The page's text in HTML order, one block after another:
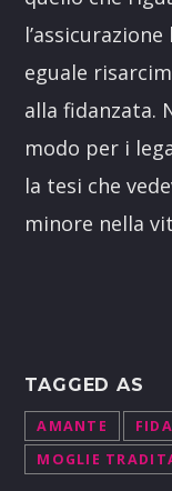
eguale
alla fidanzata.
modo per i
la tesi che
minore nella
TAGGED AS
AMANTE
MOGLIE